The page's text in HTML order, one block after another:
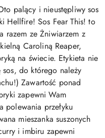
palący i nieustępliwy sos
Hellfire! Sos Fear This! to
ze Żniwiarzem z
Caroliną Reaper,
na świecie. Etykieta nie
do którego należy
Zawartość ponad
zapewni Wam
polewania przełyku
mieszanka suszonych
i imbiru zapewni